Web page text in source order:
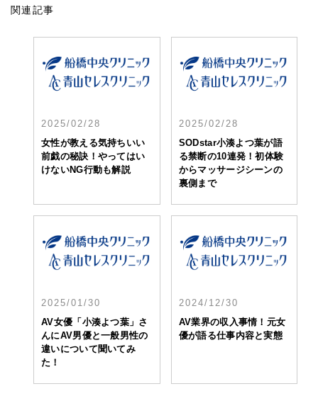
関連記事
2025/02/28
女性が教える気持ちいい
前戯の秘訣！やってはい
けないNG行動も解説
2025/02/28
SODstar小湊よつ葉が語
る禁断の10連発！初体験
からマッサージシーンの
裏側まで
2025/01/30
AV女優「小湊よつ葉」さ
んにAV男優と一般男性の
違いについて聞いてみ
た！
2024/12/30
AV業界の収入事情！元女
優が語る仕事内容と実態